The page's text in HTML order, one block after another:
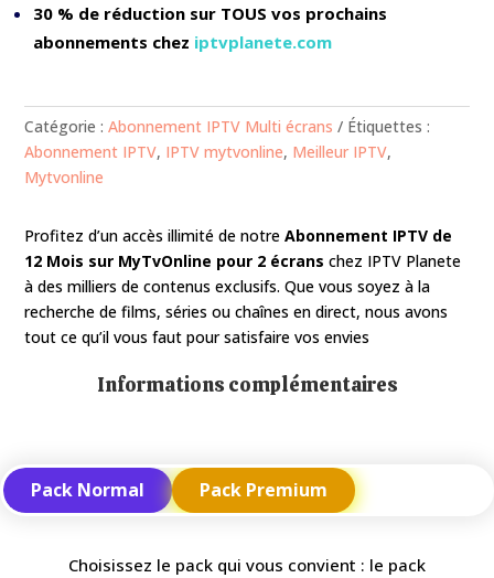
30 % de réduction sur TOUS vos prochains
abonnements chez iptvplanete.com
Catégorie :Abonnement IPTV Multi écrans
Étiquettes :
Abonnement IPTV, IPTV mytvonline, Meilleur IPTV,
Mytvonline
Profitez d’un accès illimité de notreAbonnement IPTV de
12 Mois sur MyTvOnline pour 2 écranschez IPTV Planete
à des milliers de contenus exclusifs. Que vous soyez à la
recherche de films, séries ou chaînes en direct, nous avons
tout ce qu’il vous faut pour satisfaire vos envies
Informations complémentaires
Pack Normal Pack Premium
Choisissez le pack qui vous convient : le pack